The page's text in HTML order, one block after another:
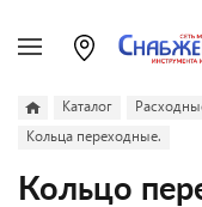
Каталог
Кольца переходные.
Кольцо